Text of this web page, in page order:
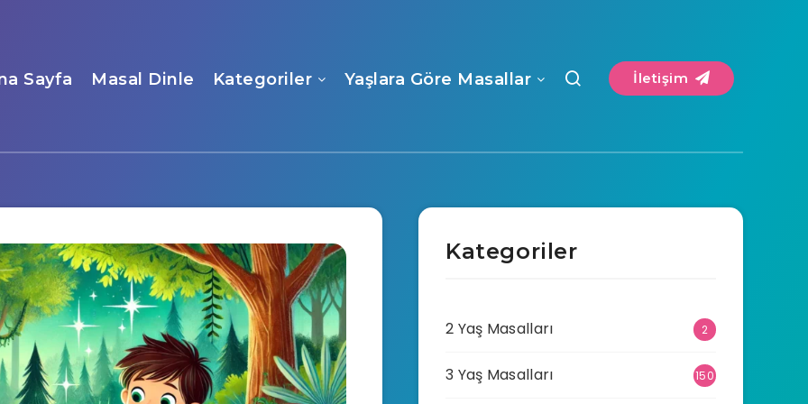
Sayfa Masal Dinle Kategoriler Yaşlara Göre Masallar İletişim
Kategoriler
2 Yaş Masalları 2
3 Yaş Masalları 150